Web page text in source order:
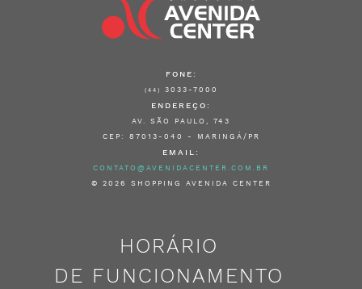
FONE:
(44) 3033-7000
ENDEREÇO:
AV. SÃO PAULO, 743
CEP: 87013-040 - MARINGÁ/PR
EMAIL:
CONTATO@AVENIDACENTER.COM.BR
© 2026 SHOPPING AVENIDA CENTER
HORÁRIO
DE FUNCIONAMENTO